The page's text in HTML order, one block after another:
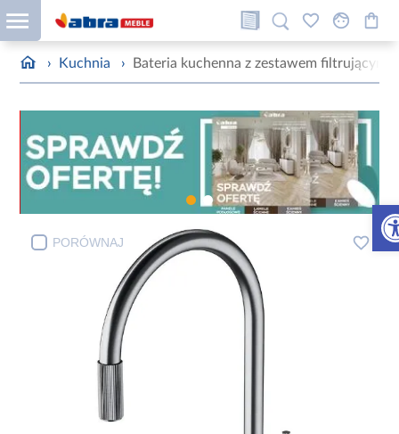
› Kuchnia › Bateria kuchenna z zestawem filtrującym
PORÓWNAJ